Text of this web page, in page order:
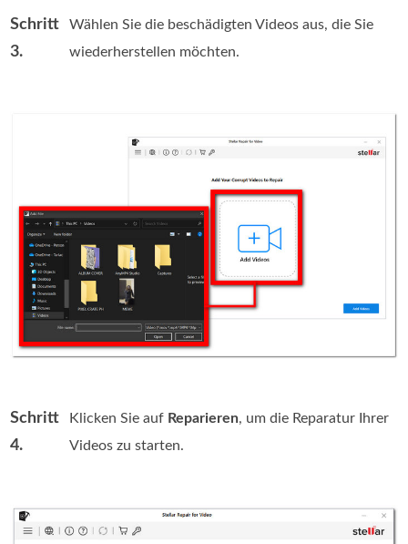
Schritt
3.
Wählen Sie die beschädigten Videos aus, die Sie
wiederherstellen möchten.
Schritt
4.
Klicken Sie auf Reparieren, um die Reparatur Ihrer
Videos zu starten.